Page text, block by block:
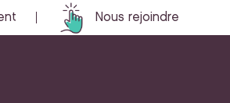
Nous rejoindre